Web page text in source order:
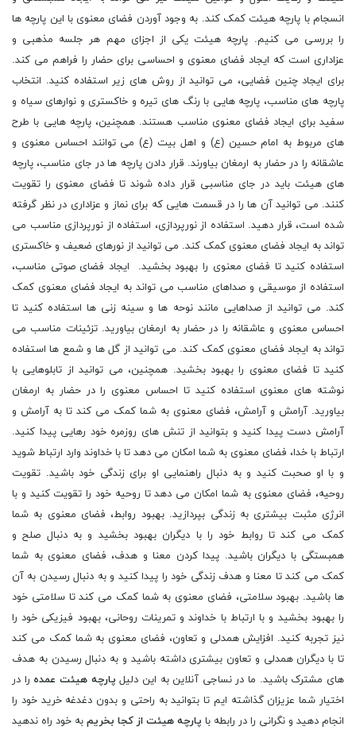
انسجام با پارچه هیئت کمک کند. به وجود آوردن فضای معنوی با این پارچه ها
را بررسی می کنیم. پارچه هیئت یکی از اجزای مهم هر جلسه مذهبی و
عزاداری است که ایجاد فضای معنوی و احساسی برای حضار را فراهم می کند.
برای ایجاد چنین فضایی، می توانید از روش های زیر استفاده کنید. انتخاب
پارچه های مناسب، پارچه هایی با رنگ های تیره و خاکستری و نوارهای سیاه و
سفید برای ایجاد فضای معنوی مناسب هستند. همچنین، پارچه هایی با طرح
های مربوط به امام حسین (ع) و اهل بیت (ع) می توانند احساس معنوی و
عاشقانه را در حضار به ارمغان بیاورند. قرار دادن پارچه ها در جای مناسب، پارچه
های هیئت باید در جای مناسبی قرار داده شوند تا فضای معنوی را تقویت
کنند. می توانید آن ها را در قسمت هایی که برای نماز و عزاداری در نظر گرفته
شده است، قرار دهید. استفاده از نورپردازی، استفاده از نورپردازی مناسب می
تواند به ایجاد فضای معنوی کمک کند. می توانید از نورهای ضعیف و خاکستری
استفاده کنید تا فضای معنوی را بهبود بخشید. ایجاد فضای صوتی مناسب،
استفاده از موسیقی و صداهای مناسب می تواند به ایجاد فضای معنوی کمک
کند. می توانید از صداهایی مانند نوحه ها و سینه زنی ها استفاده کنید تا
احساس معنوی و عاشقانه را در حضار به ارمغان بیاورید. تزئینات مناسب می
تواند به ایجاد فضای معنوی کمک کند. می توانید از گل ها و شمع ها استفاده
کنید تا فضای معنوی را بهبود بخشید. همچنین، می توانید از تابلوهایی با
نوشته های معنوی استفاده کنید تا احساس معنوی را در حضار به ارمغان
بیاورید. آرامش و آرامش، فضای معنوی به شما کمک می کند تا به آرامش و
آرامش دست پیدا کنید و بتوانید از تنش های روزمره خود رهایی پیدا کنید.
ارتباط با خدا، فضای معنوی به شما امکان می دهد تا با خداوند وارد ارتباط شوید
و با او صحبت کنید و به دنبال راهنمایی او برای زندگی خود باشید. تقویت
روحیه، فضای معنوی به شما امکان می دهد تا روحیه خود را تقویت کنید و با
انرژی مثبت بیشتری به زندگی بپردازید. بهبود روابط، فضای معنوی به شما
کمک می کند تا روابط خود را با دیگران بهبود بخشید و به دنبال صلح و
همبستگی با دیگران باشید. پیدا کردن معنا و هدف، فضای معنوی به شما
کمک می کند تا معنا و هدف زندگی خود را پیدا کنید و به دنبال رسیدن به آن
ها باشید. بهبود سلامتی، فضای معنوی به شما کمک می کند تا سلامتی خود
را بهبود بخشید و با ارتباط با خداوند و تمرینات روحانی، بهبود فیزیکی خود را
نیز تجربه کنید. افزایش همدلی و تعاون، فضای معنوی به شما کمک می کند
تا با دیگران همدلی و تعاون بیشتری داشته باشید و به دنبال رسیدن به هدف
های مشترک باشید. ما در نساجی آنلاین به این دلیلپارچه هیئت عمده را در
اختیار شما عزیزان گذاشته ایم تا بتوانید به راحتی و بدون دغدغه خرید خود را
انجام دهید و نگرانی را در رابطه با پارچه هیئت از کجا بخریم به خود راه ندهید